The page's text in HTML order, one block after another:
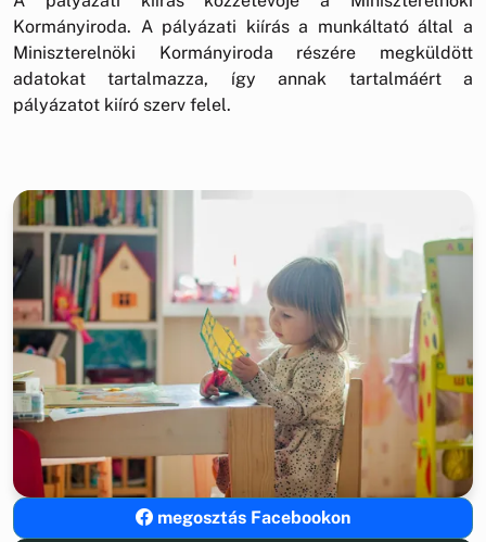
Kormányiroda. A pályázati kiírás a munkáltató által a
Miniszterelnöki Kormányiroda részére megküldött
adatokat tartalmazza, így annak tartalmáért a
pályázatot kiíró szerv felel.
megosztás Facebookon